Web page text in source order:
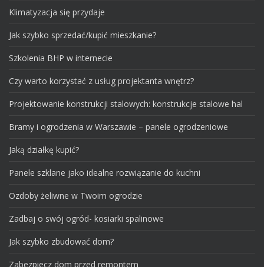
Klimatyzacja się przydaje
Jak szybko sprzedać/kupić mieszkanie?
Szkolenia BHP w internecie
Czy warto korzystać z usług projektanta wnętrz?
Projektowanie konstrukcji stalowych: konstrukcje stalowe hal
Bramy i ogrodzenia w Warszawie – panele ogrodzeniowe
Jaką działkę kupić?
Panele szklane jako idealne rozwiązanie do kuchni
Ozdoby żeliwne w Twoim ogrodzie
Zadbaj o swój ogród- kosiarki spalinowe
Jak szybko zbudować dom?
Zabezpiecz dom przed remontem